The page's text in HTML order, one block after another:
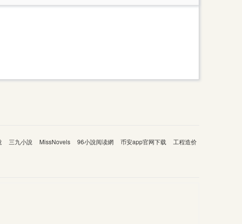
三九小說 MissNovels 96小說阅读網 币安app官网下载
工程造价